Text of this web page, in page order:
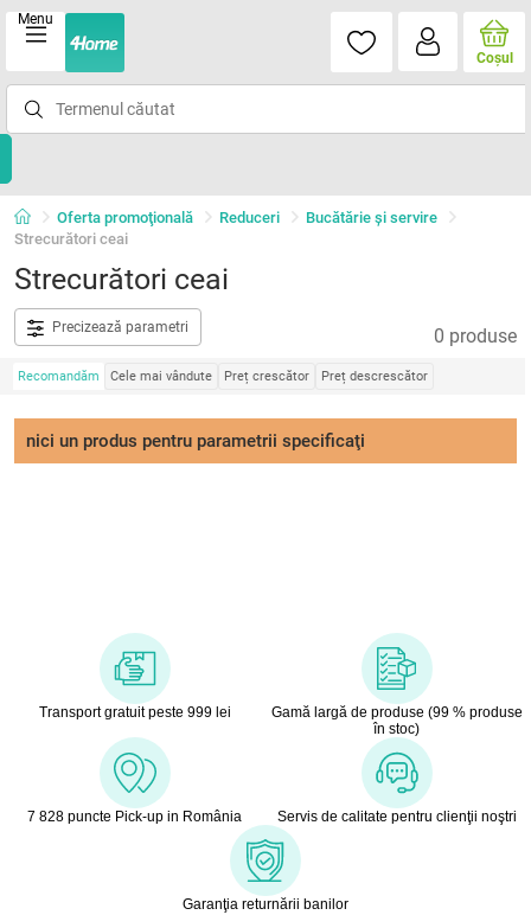
Menu
Coşul
Oferta promoţională Reduceri
Bucătărie și servire
Strecurători ceai
Strecurători ceai
Precizează parametri 0 produse
Recomandăm Cele mai vândute Preț crescător Preț descrescător
nici un produs pentru parametrii specificaţi
Transport gratuit peste 999 lei
Gamă largă de produse (99 % produse
în stoc)
7 828 puncte Pick-up in România Servis de calitate pentru clienţii noştri
Garanţia returnării banilor